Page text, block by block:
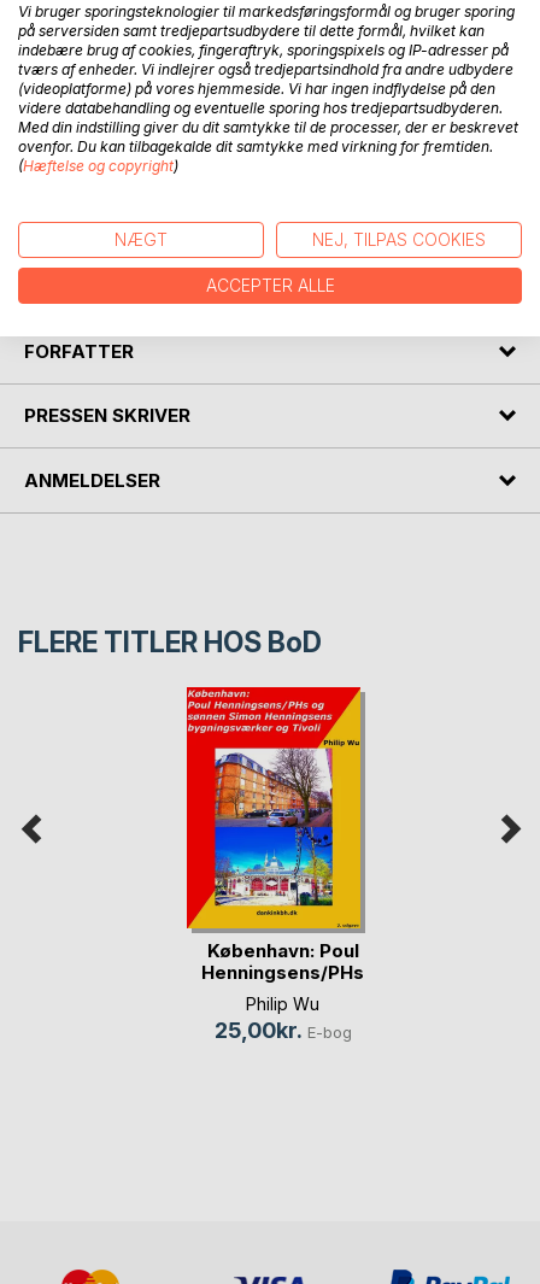
BESKRIVELSE
Et e-hæfte med historierne, fakta og tal om Højbro,
Knippelsbro, Stormbroen, Langebro, Lille Langebro,
Marmorbroen og Gefionbroen med farverige fotografier.
FORFATTER
PRESSEN SKRIVER
ANMELDELSER
FLERE TITLER HOS BoD
København: Poul
Henningsens/PHs
og(...)
Philip Wu
25,00kr. E-bog
Vi bruger sporingsteknologier til markedsføringsformål og bruger sporing
på serversiden samt tredjepartsudbydere til dette formål, hvilket kan
indebære brug af cookies, fingeraftryk, sporingspixels og IP-adresser på
tværs af enheder. Vi indlejrer også tredjepartsindhold fra andre udbydere
(videoplatforme) på vores hjemmeside. Vi har ingen indflydelse på den
videre databehandling og eventuelle sporing hos tredjepartsudbyderen.
Med din indstilling giver du dit samtykke til de processer, der er beskrevet
ovenfor. Du kan tilbagekalde dit samtykke med virkning for fremtiden.
(Hæftelse og copyright)
NÆGT NEJ, TILPAS COOKIES
ACCEPTER ALLE